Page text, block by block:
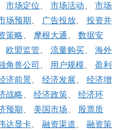
市场定位、 市场活动、 市场
场预期、 广告投放、 投资并
策略、 摩根大通 、 数据安
欧盟监管、 流量购买、 海外
角兽公司 、 用户规模、 盈利
济前景、 经济发展、 经济增
战略、 经济政策、 经济环
预期、 美国市场、 股票质
达显卡、 融资渠道、 融资策